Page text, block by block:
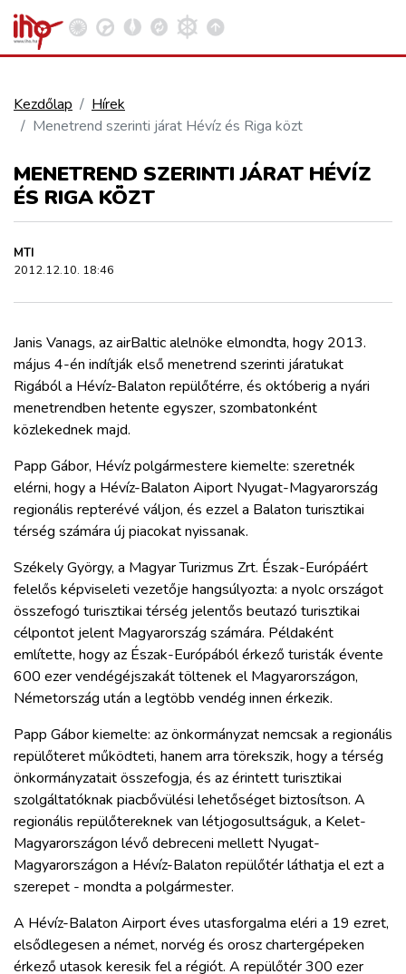
VASÚT
KÖZÚT
REPÜLÉS
KÖZLEKEDÉSFEJLESZTÉS
ELLÁTÁSI LÁNC
ZÖLDÚT
HAJÓZÁS
BLOG
ARCHÍVUM
WEBSHOP
BELÉPÉS
REGISZTRÁCIÓ
Kosár megtekintése
Kezdőlap
Hírek
Menetrend szerinti járat Hévíz és Riga közt
MENETREND SZERINTI JÁRAT HÉVÍZ
ÉS RIGA KÖZT
MTI
2012.12.10. 18:46
Janis Vanags, az airBaltic alelnöke elmondta, hogy 2013.
május 4-én indítják első menetrend szerinti járatukat
Rigából a Hévíz-Balaton repülőtérre, és októberig a nyári
menetrendben hetente egyszer, szombatonként
közlekednek majd.
Papp Gábor, Hévíz polgármestere kiemelte: szeretnék
elérni, hogy a Hévíz-Balaton Aiport Nyugat-Magyarország
regionális repterévé váljon, és ezzel a Balaton turisztikai
térség számára új piacokat nyissanak.
Székely György, a Magyar Turizmus Zrt. Észak-Európáért
felelős képviseleti vezetője hangsúlyozta: a nyolc országot
összefogó turisztikai térség jelentős beutazó turisztikai
célpontot jelent Magyarország számára. Példaként
említette, hogy az Észak-Európából érkező turisták évente
600 ezer vendégéjszakát töltenek el Magyarországon,
Németország után a legtöbb vendég innen érkezik.
Papp Gábor kiemelte: az önkormányzat nemcsak a regionális
repülőteret működteti, hanem arra törekszik, hogy a térség
önkormányzatait összefogja, és az érintett turisztikai
szolgáltatóknak piacbővülési lehetőséget biztosítson. A
regionális repülőtereknek van létjogosultságuk, a Kelet-
Magyarországon lévő debreceni mellett Nyugat-
Magyarországon a Hévíz-Balaton repülőtér láthatja el ezt a
szerepet - mondta a polgármester.
A Hévíz-Balaton Airport éves utasforgalma eléri a 19 ezret,
elsődlegesen a német, norvég és orosz chartergépeken
érkező utasok keresik fel a régiót. A repülőtér 300 ezer